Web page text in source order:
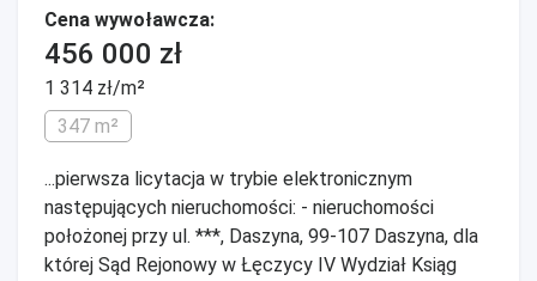
Cena wywoławcza:
456 000 zł
1 314 zł/m²
347 m²
...pierwsza licytacja w trybie elektronicznym
następujących nieruchomości: - nieruchomości
położonej przy ul. ***, Daszyna, 99-107 Daszyna, dla
której Sąd Rejonowy w Łęczycy IV Wydział Ksiąg